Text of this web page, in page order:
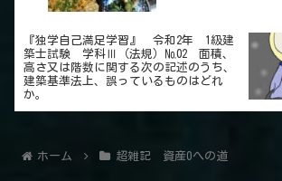
『独学自己満足学習』 令和2年 1級建
築士試験 学科Ⅲ（法規）№02 面積、
高さ又は階数に関する次の記述のうち、
建築基準法上、誤っているものはどれ
か。
ホーム 超雑記 資産0への道